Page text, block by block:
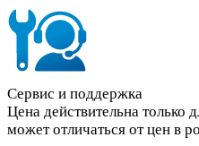
Сервис и поддержка
Цена действительна только
может отличаться от цен в